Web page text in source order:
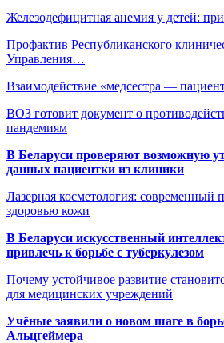
Железодефицитная анемия у детей:
Профактив Республиканского
Управления…
Взаимодействие «медсестра —
ВОЗ готовит документ о
пандемиям
В Беларуси проверяют возможную
данных пациентки из клиники
Лазерная косметология: современный
здоровью кожи
В Беларуси искусственный
привлечь к борьбе с туберкулезом
Почему устойчивое развитие
для медицинских учреждений
Учёные заявили о новом шаге в
Альцгеймера